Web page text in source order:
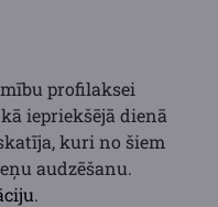
profilaksei
iepriekšējā dienā
kuri no šiem
audzēšanu.
.